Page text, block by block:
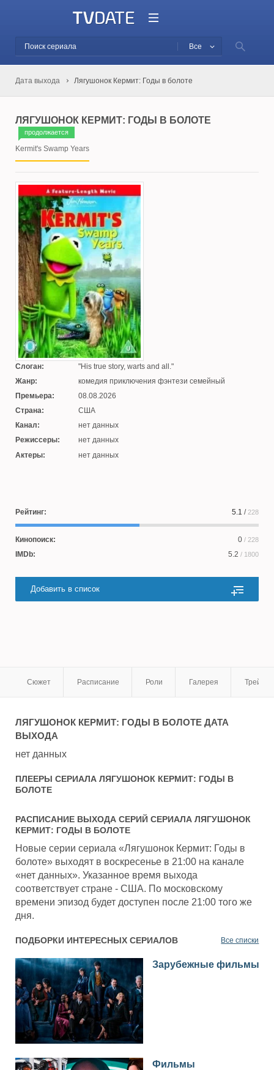
Все
Дата выхода Лягушонок Кермит: Годы в болоте
ЛЯГУШОНОК КЕРМИТ: ГОДЫ В БОЛОТЕ
продолжается
Kermit's Swamp Years
Слоган:
His true story, warts and all.
Жанр:
комедия приключения фэнтези семейный
Премьера:
08.08.2026
Страна:
США
Канал:
нет данных
Режиссеры:
нет данных
Актеры:
нет данных
Рейтинг: 5.1 / 228
Кинопоиск: 0 / 228
IMDb: 5.2 / 1800
Добавить в список
Сюжет Расписание Роли Галерея
ЛЯГУШОНОК КЕРМИТ: ГОДЫ В БОЛОТЕДАТА
ВЫХОДА
нет данных
ПЛЕЕРЫ СЕРИАЛА ЛЯГУШОНОК КЕРМИТ: ГОДЫ В
БОЛОТЕ
РАСПИСАНИЕ ВЫХОДА СЕРИЙ СЕРИАЛА ЛЯГУШОНОК
КЕРМИТ: ГОДЫ В БОЛОТЕ
Новые серии сериала «Лягушонок Кермит: Годы в
болоте» выходят в воскресенье в 21:00 на канале
«нет данных». Указанное время выхода
соответствует стране - США. По московскому
времени эпизод будет доступен после 21:00 того же
дня.
ПОДБОРКИ ИНТЕРЕСНЫХ СЕРИАЛОВ Все списки
Зарубежные фильмы
Фильмы